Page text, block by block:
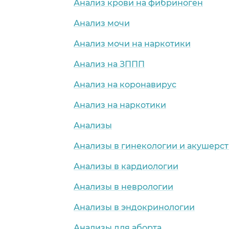
Анализ крови на фибриноген
Анализ мочи
Анализ мочи на наркотики
Анализ на ЗППП
Анализ на коронавирус
Анализ на наркотики
Анализы
Анализы в гинекологии и
Анализы в кардиологии
Анализы в неврологии
Анализы в эндокринологии